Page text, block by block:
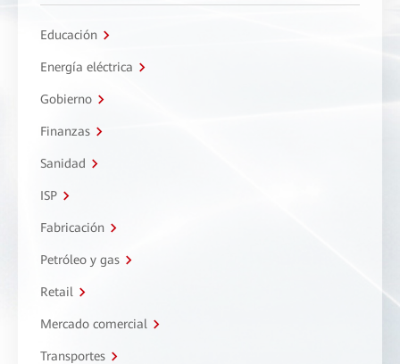
Educación
Energía eléctrica
Gobierno
Finanzas
Sanidad
ISP
Fabricación
Petróleo y gas
Retail
Mercado comercial
Transportes